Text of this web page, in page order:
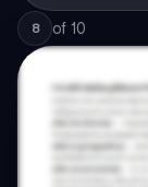
8 of 10